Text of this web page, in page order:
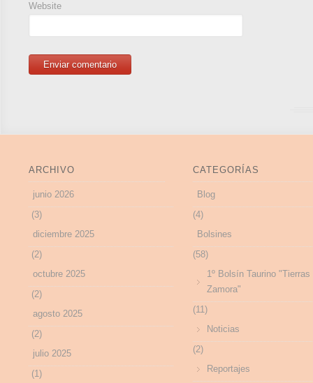
Website
ARCHIVO
junio 2026
(3)
diciembre 2025
(2)
octubre 2025
(2)
agosto 2025
(2)
julio 2025
(1)
CATEGORÍAS
Blog
(4)
Bolsines
(58)
1º Bolsín Taurino "Tierras
Zamora"
(11)
Noticias
(2)
Reportajes